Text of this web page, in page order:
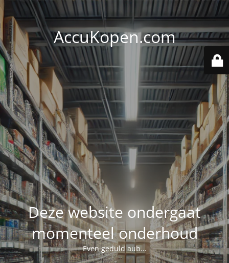
AccuKopen.com
Deze website ondergaat
momenteel onderhoud
Even geduld aub...